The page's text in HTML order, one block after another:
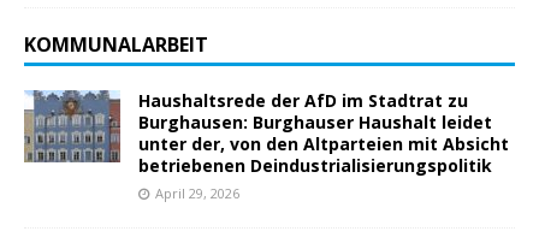
KOMMUNALARBEIT
Haushaltsrede der AfD im Stadtrat zu
Burghausen: Burghauser Haushalt leidet
unter der, von den Altparteien mit Absicht
betriebenen Deindustrialisierungspolitik
April 29, 2026